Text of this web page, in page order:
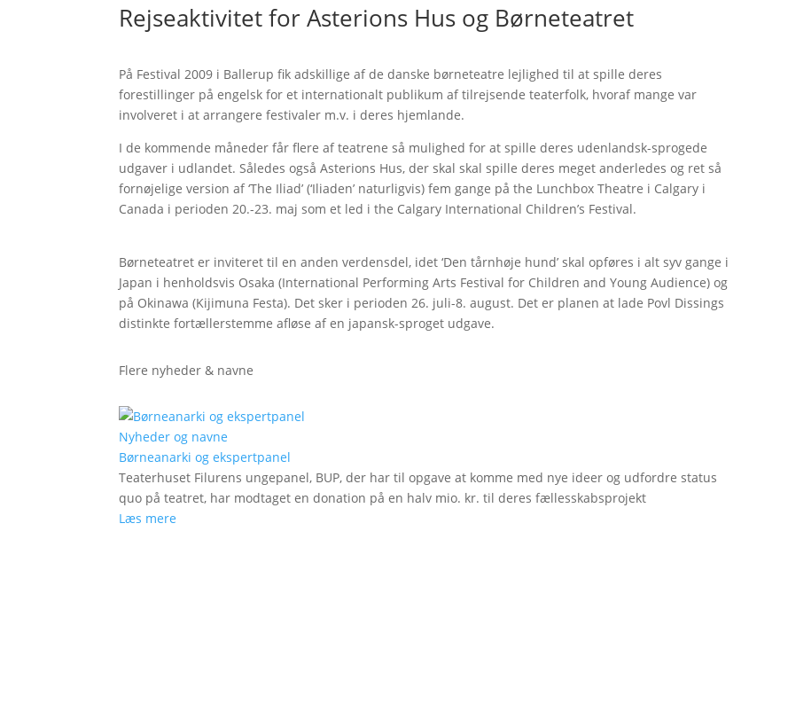
Rejseaktivitet for Asterions Hus og Børneteatret
På Festival 2009 i Ballerup fik adskillige af de danske børneteatre lejlighed til at spille deres
forestillinger på engelsk for et internationalt publikum af tilrejsende teaterfolk, hvoraf mange var
involveret i at arrangere festivaler m.v. i deres hjemlande.
I de kommende måneder får flere af teatrene så mulighed for at spille deres udenlandsk-sprogede
udgaver i udlandet. Således også Asterions Hus, der skal skal spille deres meget anderledes og ret så
fornøjelige version af ‘The Iliad’ (‘Iliaden’ naturligvis) fem gange på the Lunchbox Theatre i Calgary i
Canada i perioden 20.-23. maj som et led i the Calgary International Children’s Festival.
Børneteatret er inviteret til en anden verdensdel, idet ‘Den tårnhøje hund’ skal opføres i alt syv gange i
Japan i henholdsvis Osaka (International Performing Arts Festival for Children and Young Audience) og
på Okinawa (Kijimuna Festa). Det sker i perioden 26. juli-8. august. Det er planen at lade Povl Dissings
distinkte fortællerstemme afløse af en japansk-sproget udgave.
Flere nyheder & navne
Nyheder og navne
Børneanarki og ekspertpanel
Teaterhuset Filurens ungepanel, BUP, der har til opgave at komme med nye ideer og udfordre status
quo på teatret, har modtaget en donation på en halv mio. kr. til deres fællesskabsprojekt
Læs mere